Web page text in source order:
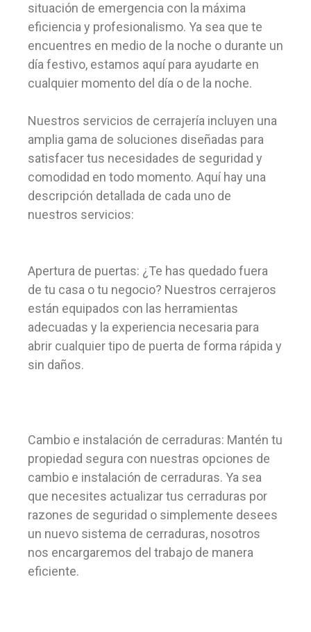
situación de emergencia con la máxima
eficiencia y profesionalismo. Ya sea que te
encuentres en medio de la noche o durante un
día festivo, estamos aquí para ayudarte en
cualquier momento del día o de la noche.
Nuestros servicios de cerrajería incluyen una
amplia gama de soluciones diseñadas para
satisfacer tus necesidades de seguridad y
comodidad en todo momento. Aquí hay una
descripción detallada de cada uno de
nuestros servicios:
Apertura de puertas: ¿Te has quedado fuera
de tu casa o tu negocio? Nuestros cerrajeros
están equipados con las herramientas
adecuadas y la experiencia necesaria para
abrir cualquier tipo de puerta de forma rápida y
sin daños.
Cambio e instalación de cerraduras: Mantén tu
propiedad segura con nuestras opciones de
cambio e instalación de cerraduras. Ya sea
que necesites actualizar tus cerraduras por
razones de seguridad o simplemente desees
un nuevo sistema de cerraduras, nosotros
nos encargaremos del trabajo de manera
eficiente.